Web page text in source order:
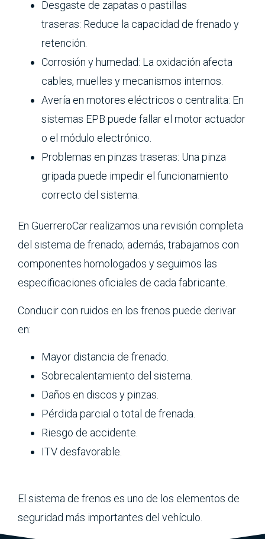
Desgaste de zapatas o pastillas
traseras: Reduce la capacidad de frenado y
retención.
Corrosión y humedad: La oxidación afecta
cables, muelles y mecanismos internos.
Avería en motores eléctricos o centralita: En
sistemas EPB puede fallar el motor actuador
o el módulo electrónico.
Problemas en pinzas traseras: Una pinza
gripada puede impedir el funcionamiento
correcto del sistema.
En GuerreroCar realizamos una revisión completa
del sistema de frenado; además, trabajamos con
componentes homologados y seguimos las
especificaciones oficiales de cada fabricante.
Conducir con ruidos en los frenos puede derivar
en:
Mayor distancia de frenado.
Sobrecalentamiento del sistema.
Daños en discos y pinzas.
Pérdida parcial o total de frenada.
Riesgo de accidente.
ITV desfavorable.
El sistema de frenos es uno de los elementos de
seguridad más importantes del vehículo.